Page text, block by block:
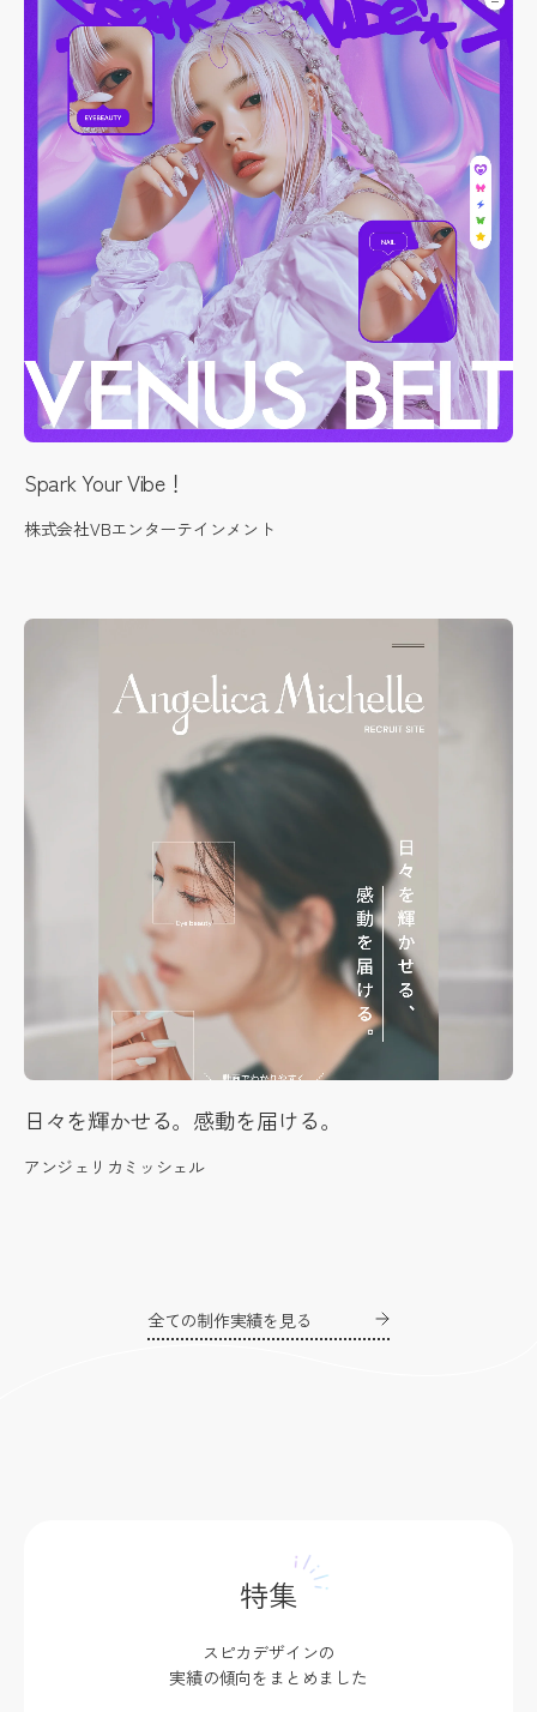
Spark Your Vibe！
株式会社VBエンターテインメント
日々を輝かせる。感動を届ける。
アンジェリカミッシェル
全ての制作実績を見る
特集
スピカデザインの
実績の傾向をまとめました